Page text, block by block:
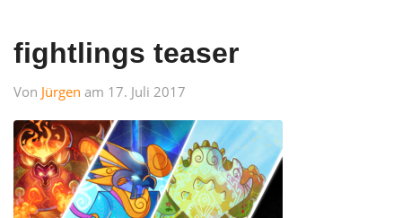
fightlings teaser
Von Jürgen am 17. Juli 2017